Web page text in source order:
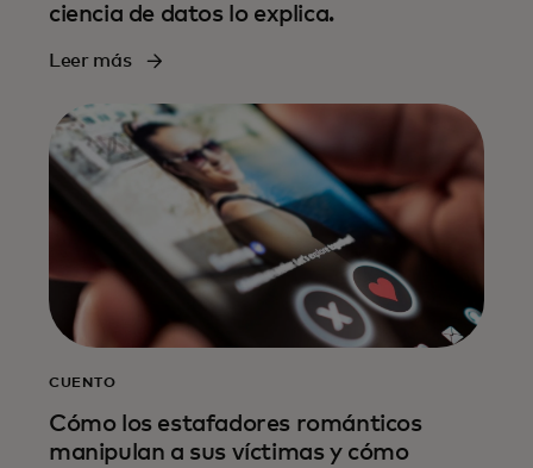
ciencia de datos lo explica.
Leer más
CUENTO
Cómo los estafadores románticos
manipulan a sus víctimas y cómo